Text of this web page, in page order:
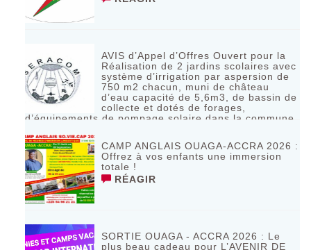
AVIS d’Appel d’Offres Ouvert pour la
Réalisation de 2 jardins scolaires avec
système d’irrigation par aspersion de
750 m2 chacun, muni de château
d’eau capacité de 5,6m3, de bassin de
collecte et dotés de forages,
d’équipements de pompage solaire dans la commune
RÉAGIR
CAMP ANGLAIS OUAGA-ACCRA 2026 :
Offrez à vos enfants une immersion
totale !
RÉAGIR
SORTIE OUAGA - ACCRA 2026 : Le
plus beau cadeau pour L’AVENIR DE